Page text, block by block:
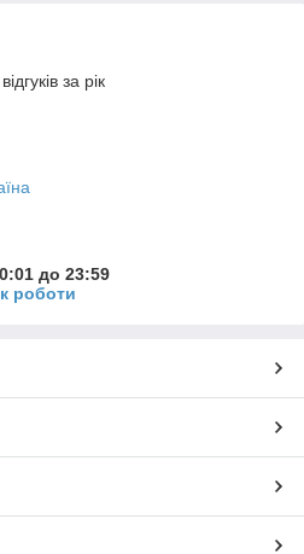
за рік
до 23:59
роботи